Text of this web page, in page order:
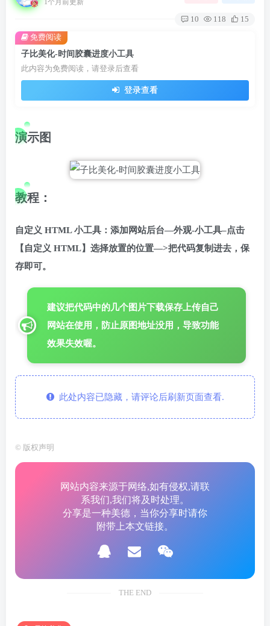
1个月前更新
10 118 15
子比美化-时间胶囊进度小工具
此内容为免费阅读，请登录后查看
登录查看
免费阅读
演示图
教程：
自定义 HTML 小工具：添加网站后台—外观-小工具–点击
【自定义 HTML】选择放置的位置—>把代码复制进去，保
存即可。
建议把代码中的几个图片下载保存上传自己
网站在使用，防止原图地址没用，导致功能
效果失效喔。
此处内容已隐藏，请评论后刷新页面查看.
© 版权声明
网站内容来源于网络,如有侵权,请联
系我们,我们将及时处理。
分享是一种美德，当你分享时请你
附带上本文链接。
THE END